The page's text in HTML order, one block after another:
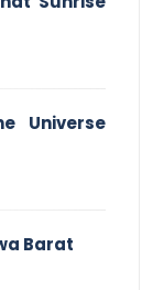
Universe
Barat